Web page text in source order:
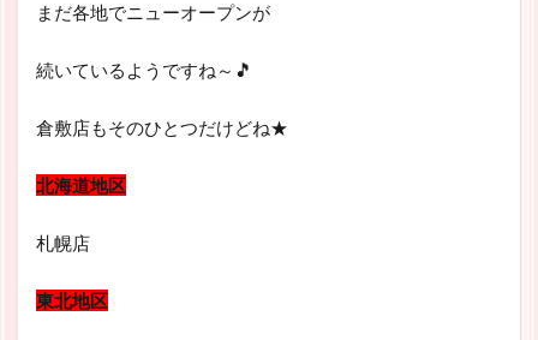
まだ各地でニューオープンが
続いているようですね～🎵
倉敷店もそのひとつだけどね★
北海道地区
札幌店
東北地区